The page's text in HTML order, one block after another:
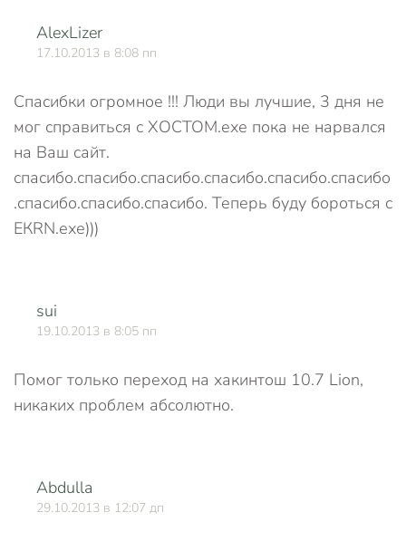
AlexLizer
17.10.2013 в 8:08 пп
Спасибки огромное !!! Люди вы лучшие, 3 дня не
мог справиться с ХОСТОМ.ехе пока не нарвался
на Ваш сайт.
спасибо.спасибо.спасибо.спасибо.спасибо.спасибо
.спасибо.спасибо.спасибо. Теперь буду бороться с
ЕКRN.ехе)))
sui
19.10.2013 в 8:05 пп
Помог только переход на хакинтош 10.7 Lion,
никаких проблем абсолютно.
Abdulla
29.10.2013 в 12:07 дп